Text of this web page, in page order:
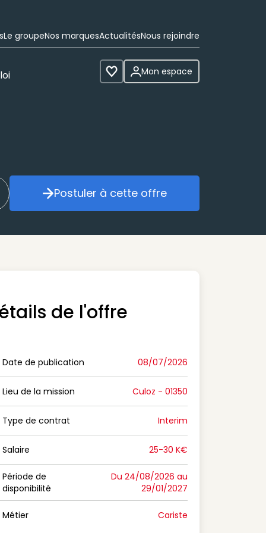
Le groupeNos marquesActualitésNous rejoindre
Voir les favoris
Mon espace
mon alerte Postuler à cette offre
Postuler à cette offre
de l'offre
Date de publication
Date de publication 08/07/2026
Lieu de la mission
Lieu de la mission Culoz - 01350
Type de contrat
Type de contrat Interim
Salaire
Salaire 25-30 K€
Période de disponibilité
Période de
disponibilité
Du 24/08/2026 au
29/01/2027
Métier Cariste